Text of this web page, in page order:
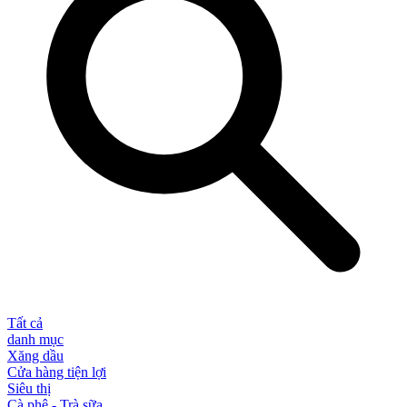
Tất cả
danh mục
Xăng dầu
Cửa hàng tiện lợi
Siêu thị